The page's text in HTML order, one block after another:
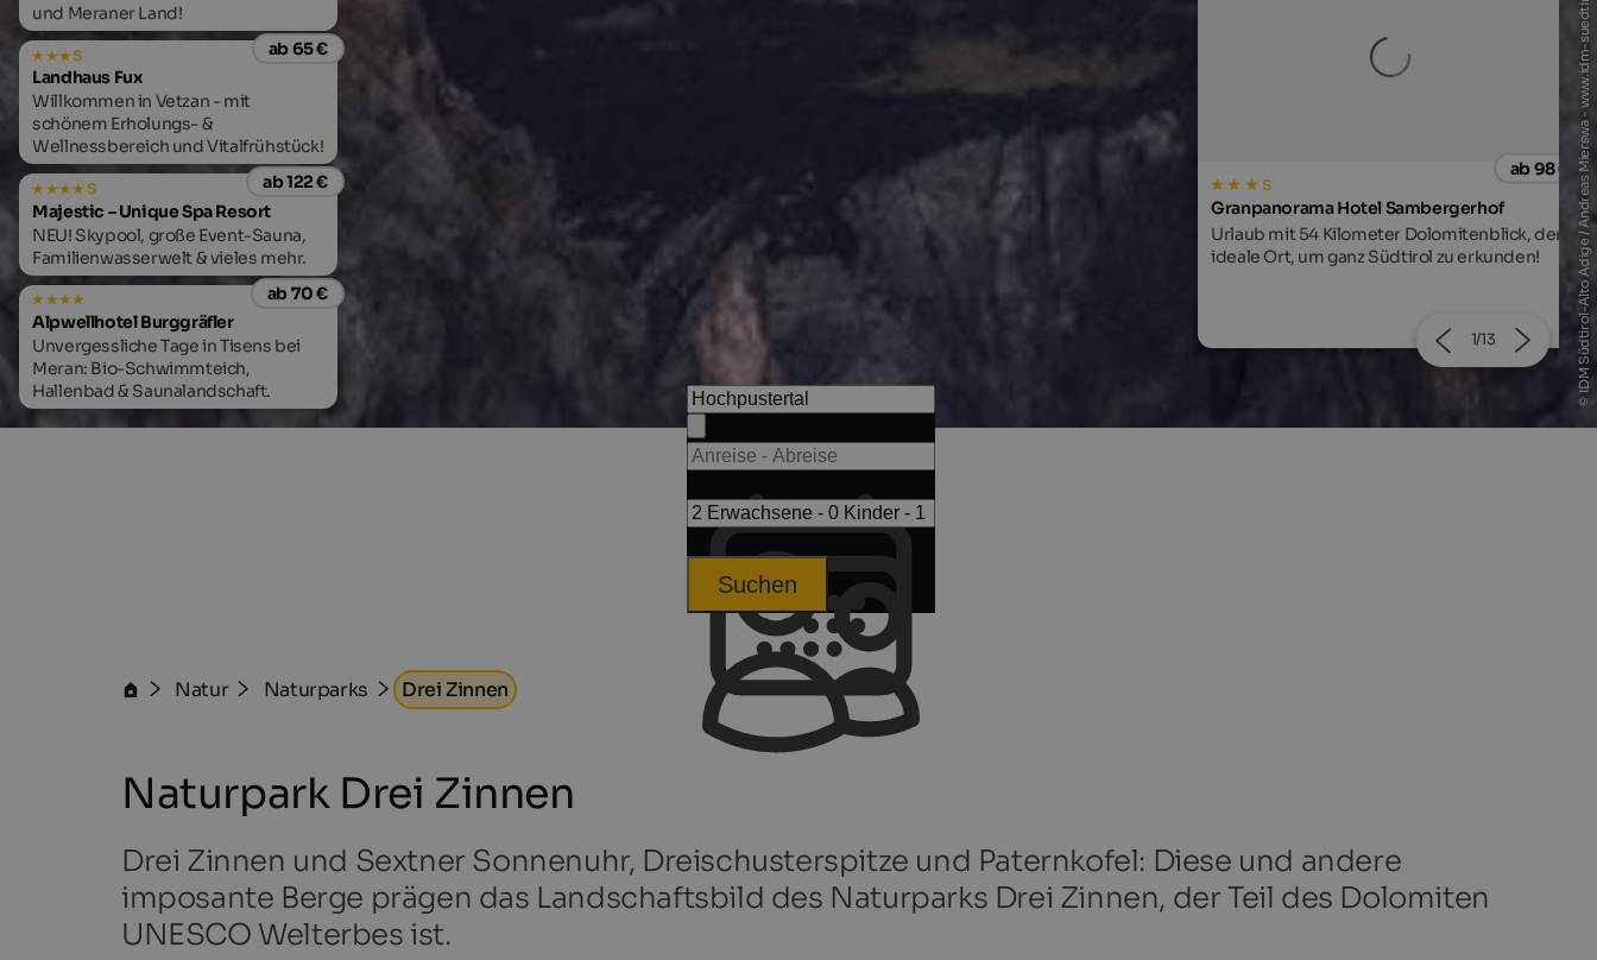
und Meraner Land!
ab 65 €
s
Landhaus Fux
Willkommen in Vetzan - mit
schönem Erholungs- &
Wellnessbereich und Vitalfrühstück!
ab 122 €
s
Majestic – Unique Spa Resort
NEU! Skypool, große Event-Sauna,
Familienwasserwelt & vieles mehr.
ab 70 €
Alpwellhotel Burggräfler
Unvergessliche Tage in Tisens bei
Meran: Bio-Schwimmteich,
Hallenbad & Saunalandschaft.
Granpanorama Hotel Sambergerhof
Urlaub mit 54 Kilometer Dolomitenblick, der
ideale Ort, um ganz Südtirol zu erkunden!
ab 255
Quellenhof Luxury Resort Passeier
Purer Luxus mitten in der unberührten
Passeirer Bergwelt mit 10.500 m² Wellness
2/13 © IDM Südtirol-Alto Adige / Andreas Mierswa - www.idm-suedtirol.com
Suchen
Natur Naturparks Drei Zinnen
Naturpark Drei Zinnen
Drei Zinnen und Sextner Sonnenuhr, Dreischusterspitze und Paternkofel: Diese und andere
imposante Berge prägen das Landschaftsbild des Naturparks Drei Zinnen, der Teil des Dolomiten
UNESCO Welterbes ist.